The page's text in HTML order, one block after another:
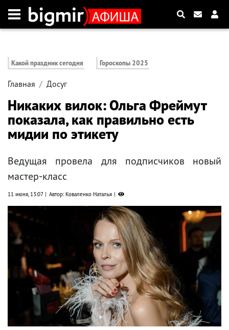
Какой праздник сегодня Гороскопы 2025
Главная Досуг
Никаких вилок: Ольга Фреймут
показала, как правильно есть
мидии по этикету
Ведущая провела для подписчиков новый
мастер-класс
11 июня, 13:07 Автор: Коваленко Наталья